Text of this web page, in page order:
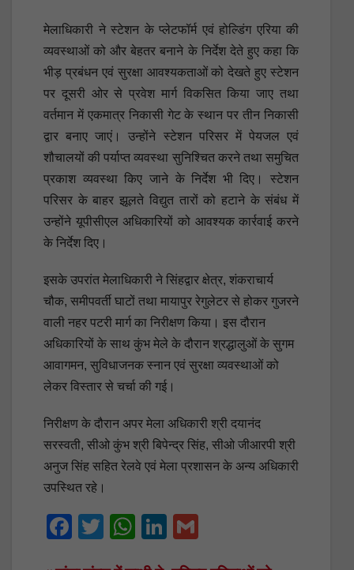
मेलाधिकारी ने स्टेशन के प्लेटफॉर्म एवं होल्डिंग एरिया की
व्यवस्थाओं को और बेहतर बनाने के निर्देश देते हुए कहा कि
भीड़ प्रबंधन एवं सुरक्षा आवश्यकताओं को देखते हुए स्टेशन
पर दूसरी ओर से प्रवेश मार्ग विकसित किया जाए तथा
वर्तमान में एकमात्र निकासी गेट के स्थान पर तीन निकासी
द्वार बनाए जाएं। उन्होंने स्टेशन परिसर में पेयजल एवं
शौचालयों की पर्याप्त व्यवस्था सुनिश्चित करने तथा समुचित
प्रकाश व्यवस्था किए जाने के निर्देश भी दिए। स्टेशन
परिसर के बाहर झूलते विद्युत तारों को हटाने के संबंध में
उन्होंने यूपीसीएल अधिकारियों को आवश्यक कार्रवाई करने
के निर्देश दिए।
इसके उपरांत मेलाधिकारी ने सिंहद्वार क्षेत्र, शंकराचार्य
चौक, समीपवर्ती घाटों तथा मायापुर रेगुलेटर से होकर गुजरने
वाली नहर पटरी मार्ग का निरीक्षण किया। इस दौरान
अधिकारियों के साथ कुंभ मेले के दौरान श्रद्धालुओं के सुगम
आवागमन, सुविधाजनक स्नान एवं सुरक्षा व्यवस्थाओं को
लेकर विस्तार से चर्चा की गई।
निरीक्षण के दौरान अपर मेला अधिकारी श्री दयानंद
सरस्वती, सीओ कुंभ श्री बिपेन्द्र सिंह, सीओ जीआरपी श्री
अनुज सिंह सहित रेलवे एवं मेला प्रशासन के अन्य अधिकारी
उपस्थित रहे।
F
T
W
Li